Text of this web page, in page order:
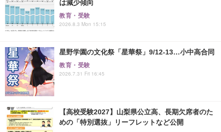
は減少傾向
教育・受験
2026.8.3 Mon 15:15
星野学園の文化祭「星華祭」9/12-13…小中高合同
教育・受験
2026.7.31 Fri 16:45
【高校受験2027】山梨県公立高、長期欠席者のた
めの「特別選抜」リーフレットなど公開